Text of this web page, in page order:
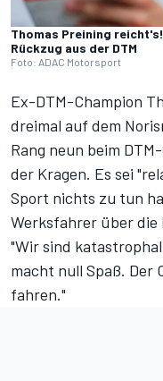
Thomas Preining
Rückzug aus der DTM
Foto: ADAC Motorsport
Ex-DTM-Champion
dreimal auf dem
Rang neun beim
der Kragen. Es sei
Sport nichts zu tun
Werksfahrer über die
"Wir sind
macht null Spaß. Der
fahren."